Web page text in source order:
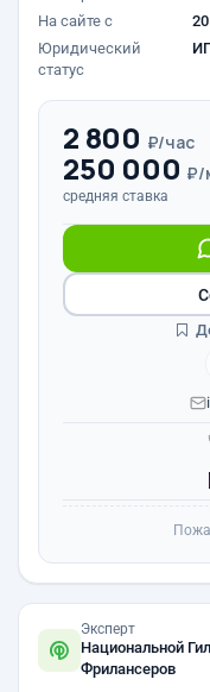
На сайте с
Юридический
статус
2 800 ₽/час
250 000 ₽/
средняя ставка
Эксперт
Национальной
Фрилансеров